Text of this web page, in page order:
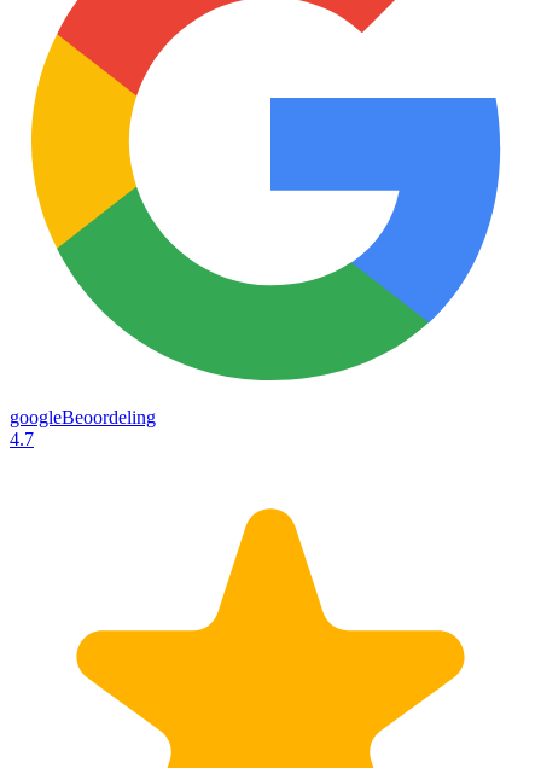
googleBeoordeling
4.7